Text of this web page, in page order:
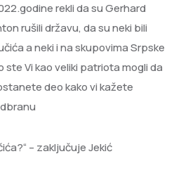
rekli da su Gerhard
rušili državu, da su neki bili
a neki i na skupovima Srpske
Vi kao veliki patriota mogli da
deo kako vi kažete
– zaključuje Jekić